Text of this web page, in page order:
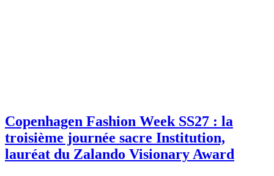
Copenhagen Fashion Week SS27 : la
troisième journée sacre Institution,
lauréat du Zalando Visionary Award